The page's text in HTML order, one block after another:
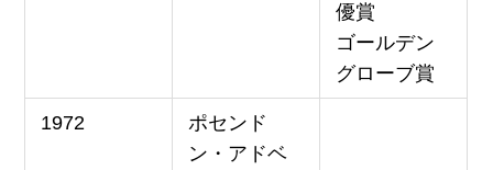
優賞
ゴールデン
グローブ賞
1972
ポセンド
ン・アドベ